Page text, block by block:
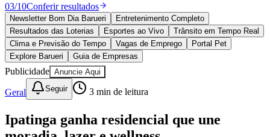
Esportes
Saúde
Segurança
Cultura
Meio Ambiente
Obras
Educação
Bairros de Barueri
Selecione sua região Para notícias da sua região
03/10Conferir resultados
Newsletter Bom Dia Barueri
Entretenimento Completo
Resultados das Loterias
Esportes ao Vivo
Trânsito em Tempo Real
Clima e Previsão do Tempo
Vagas de Emprego
Portal Pet
Explore Barueri
Guia de Empresas
Publicidade Anuncie Aqui
Geral Seguir 3 min de leitura
Ipatinga ganha residencial que une